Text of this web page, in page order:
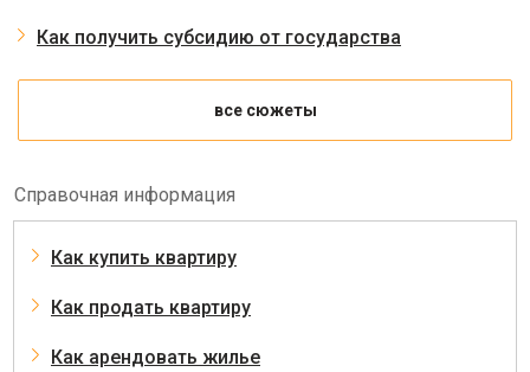
Как получить субсидию от государства
все сюжеты
Справочная информация
Как купить квартиру
Как продать квартиру
Как арендовать жилье